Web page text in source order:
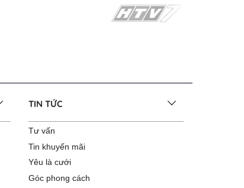
TIN TỨC
Tư vấn
Tin khuyến mãi
Yêu là cưới
Góc phong cách